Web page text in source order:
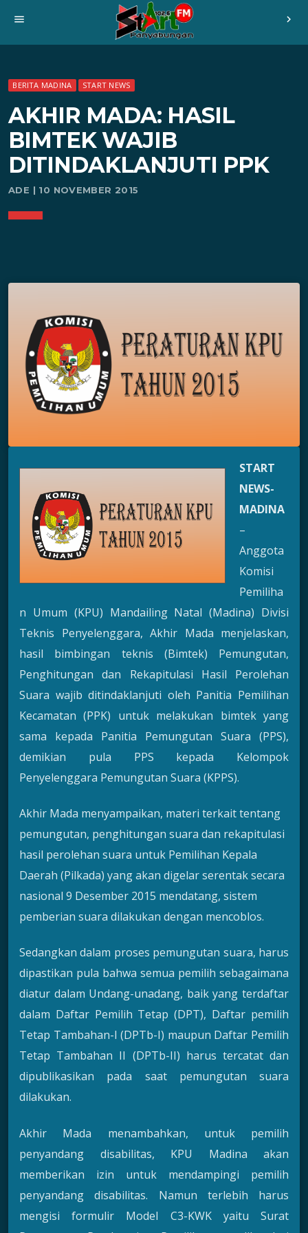
menu chevron_right
BERITA MADINA START NEWS
AKHIR MADA: HASIL
BIMTEK WAJIB
DITINDAKLANJUTI PPK
ADE | 10 NOVEMBER 2015
START
NEWS-
MADINA
–
Anggota
Komisi
Pemiliha
n Umum (KPU) Mandailing Natal (Madina) Divisi
Teknis Penyelenggara, Akhir Mada menjelaskan,
hasil bimbingan teknis (Bimtek) Pemungutan,
Penghitungan dan Rekapitulasi Hasil Perolehan
Suara wajib ditindaklanjuti oleh Panitia Pemilihan
Kecamatan (PPK) untuk melakukan bimtek yang
sama kepada Panitia Pemungutan Suara (PPS),
demikian pula PPS kepada Kelompok
Penyelenggara Pemungutan Suara (KPPS).
Akhir Mada menyampaikan, materi terkait tentang
pemungutan, penghitungan suara dan rekapitulasi
hasil perolehan suara untuk Pemilihan Kepala
Daerah (Pilkada) yang akan digelar serentak secara
nasional 9 Desember 2015 mendatang, sistem
pemberian suara dilakukan dengan mencoblos.
Sedangkan dalam proses pemungutan suara, harus
dipastikan pula bahwa semua pemilih sebagaimana
diatur dalam Undang-unadang, baik yang terdaftar
dalam Daftar Pemilih Tetap (DPT), Daftar pemilih
Tetap Tambahan-I (DPTb-I) maupun Daftar Pemilih
Tetap Tambahan II (DPTb-II) harus tercatat dan
dipublikasikan pada saat pemungutan suara
dilakukan.
Akhir Mada menambahkan, untuk pemilih
penyandang disabilitas, KPU Madina akan
memberikan izin untuk mendampingi pemilih
penyandang disabilitas. Namun terlebih harus
mengisi formulir Model C3-KWK yaitu Surat